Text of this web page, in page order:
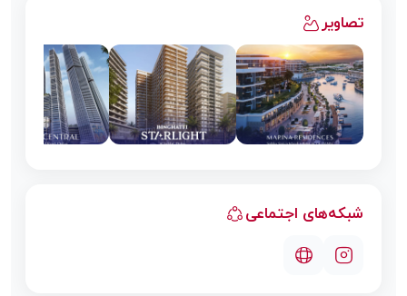
تصاویر
شبکه‌های اجتماعی